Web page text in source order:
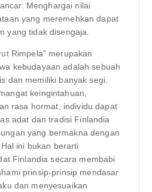
Menghargai nilai
yang meremehkan dapat
yang tidak disengaja.
Rimpela” merupakan
kebudayaan adalah sebuah
dan memiliki banyak segi.
keingintahuan,
rasa hormat, individu dapat
adat dan tradisi Finlandia
yang bermakna dengan
ini bukan berarti
Finlandia secara membabi
prinsip-prinsip mendasar
dan menyesuaikan